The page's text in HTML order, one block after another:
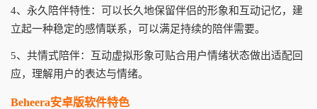
4、永久陪伴特性：可以长久地保留伴侣的形象和互动记忆，建
立起一种稳定的感情联系，可以满足持续的陪伴需要。
5、共情式陪伴：互动虚拟形象可贴合用户情绪状态做出适配回
应，理解用户的表达与情绪。
Beheera安卓版软件特色